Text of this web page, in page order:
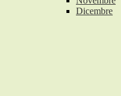
Dicembre